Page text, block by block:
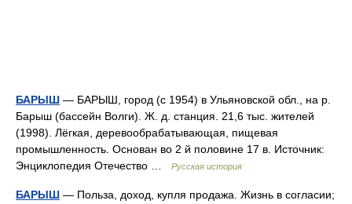
БАРЫШ — БАРЫШ, город (с 1954) в Ульяновской обл., на р.
Барыш (бассейн Волги). Ж. д. станция. 21,6 тыс. жителей
(1998). Лёгкая, деревообрабатывающая, пищевая
промышленность. Основан во 2 й половине 17 в. Источник:
Энциклопедия Отечество …
Русская история
БАРЫШ — Польза, доход, купля продажа. Жизнь в согласии;